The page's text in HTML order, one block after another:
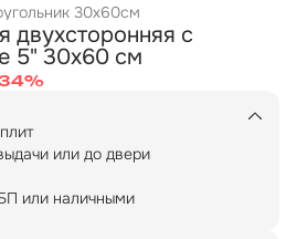
30х60см
вывески ›
двухсторонняя с
5" 30х60 см
%
или до двери
или наличными